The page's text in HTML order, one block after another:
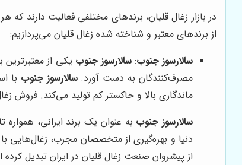
در بازار زغال قلیان، برندهای مختلفی فعالیت دارند
از برندهای معتبر و شناخته شده زغال قلیان می‌پردازیم:
سالارسوز جنوب:سالارسوز جنوب یکی از
مصرف‌کنندگان به دست آورد.سالارسوز جنوب با
ماندگاری بالا و خاکستر کم تولید می‌کند. فروش زغال لیمو حبه ای کارتن ۱۰ کیلویی یکی
سالارسوز جنوب به عنوان یک برند ایرانی،
دنیا و بهره‌گیری از متخصصان مجرب، زغال‌هایی با
از پیشروان صنعت زغال قلیان در ایران تبدیل